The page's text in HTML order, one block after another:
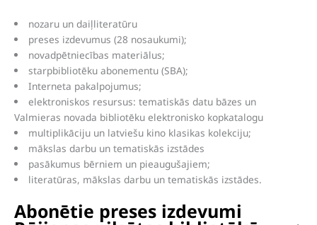
nozaru un daiļliteratūru
preses izdevumus (28 nosaukumi);
novadpētniecības materiālus;
starpbibliotēku abonementu (SBA);
Interneta pakalpojumus;
elektroniskos resursus: tematiskās datu bāzes un
Valmieras novada bibliotēku elektronisko kopkatalogu
multiplikāciju un latviešu kino klasikas kolekciju;
mākslas darbu un tematiskās izstādes
pasākumus bērniem un pieaugušajiem;
literatūras, mākslas darbu un tematiskās izstādes.
Abonētie preses izdevumi